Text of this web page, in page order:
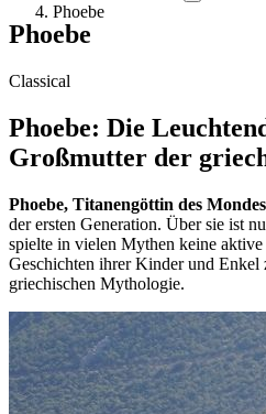
Phoebe
Phoebe
Classical
Phoebe: Die
Großmutter der
Phoebe, Titanengöttin des
der ersten Generation. Über sie ist
spielte in vielen Mythen keine
Geschichten ihrer Kinder und Enkel
griechischen Mythologie.